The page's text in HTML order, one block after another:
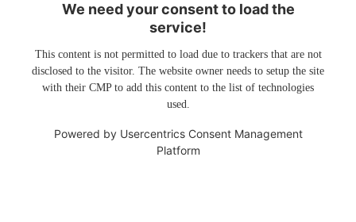
We need your consent to load the
service!
This content is not permitted to load due to trackers that are not
disclosed to the visitor. The website owner needs to setup the site
with their CMP to add this content to the list of technologies
used.
Powered by Usercentrics Consent Management
Platform